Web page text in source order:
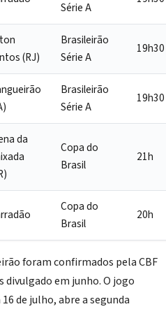
Série A
(RJ)
Brasileirão
Série A
19h30
Brasileirão
Série A
19h30
da
Copa do
Brasil
21h
Copa do
Brasil
20h
foram confirmados pela CBF
em junho. O jogo
16 de julho, abre a segunda